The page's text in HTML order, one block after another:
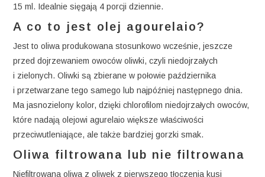
15 ml. Idealnie sięgają 4 porcji dziennie.
A co to jest olej agourelaio?
Jest to oliwa produkowana stosunkowo wcześnie, jeszcze
przed dojrzewaniem owoców oliwki, czyli niedojrzałych
i zielonych. Oliwki są zbierane w połowie października
i przetwarzane tego samego lub najpóźniej następnego dnia.
Ma jasnozielony kolor, dzięki chlorofilom niedojrzałych owoców,
które nadają olejowi agurelaio większe właściwości
przeciwutleniające, ale także bardziej gorzki smak.
Oliwa filtrowana lub nie filtrowana
Niefiltrowana oliwa z oliwek z pierwszego tłoczenia kusi